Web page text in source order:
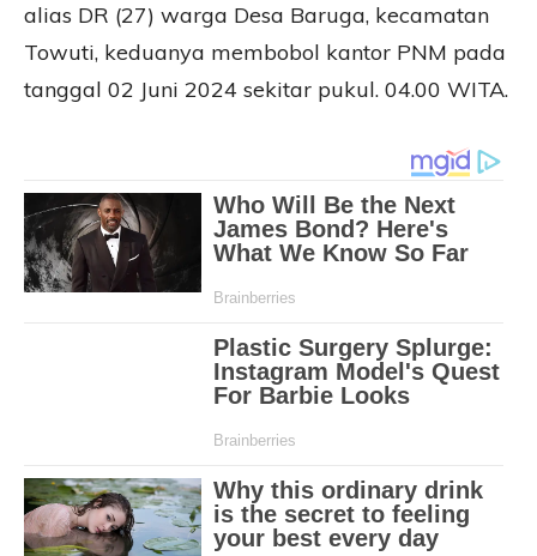
alias DR (27) warga Desa Baruga, kecamatan
Towuti, keduanya membobol kantor PNM pada
tanggal 02 Juni 2024 sekitar pukul. 04.00 WITA.